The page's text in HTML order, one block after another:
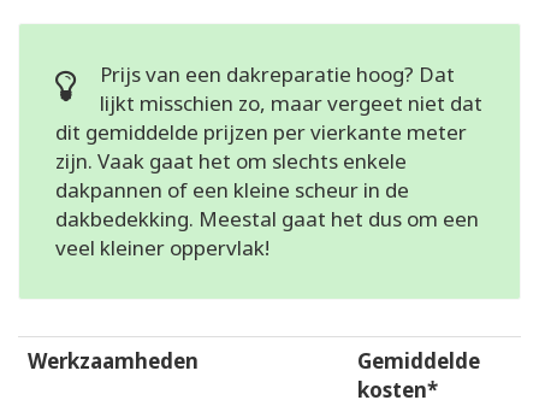
Prijs van een dakreparatie hoog? Dat
lijkt misschien zo, maar vergeet niet dat
dit gemiddelde prijzen per vierkante meter
zijn. Vaak gaat het om slechts enkele
dakpannen of een kleine scheur in de
dakbedekking. Meestal gaat het dus om een
veel kleiner oppervlak!
Werkzaamheden
Gemiddelde
kosten*